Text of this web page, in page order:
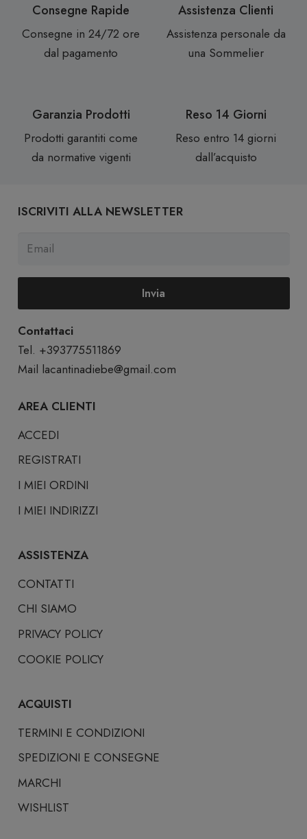
Consegne Rapide
Consegne in 24/72 ore
dal pagamento
Assistenza Clienti
Assistenza personale da
una Sommelier
Garanzia Prodotti
Prodotti garantiti come
da normative vigenti
Reso 14 Giorni
Reso entro 14 giorni
dall’acquisto
ISCRIVITI ALLA NEWSLETTER
Invia
Contattaci
Tel. +393775511869
Mail lacantinadiebe@gmail.com
AREA CLIENTI
ACCEDI
REGISTRATI
I MIEI ORDINI
I MIEI INDIRIZZI
ASSISTENZA
CONTATTI
CHI SIAMO
PRIVACY POLICY
COOKIE POLICY
ACQUISTI
TERMINI E CONDIZIONI
SPEDIZIONI E CONSEGNE
MARCHI
WISHLIST